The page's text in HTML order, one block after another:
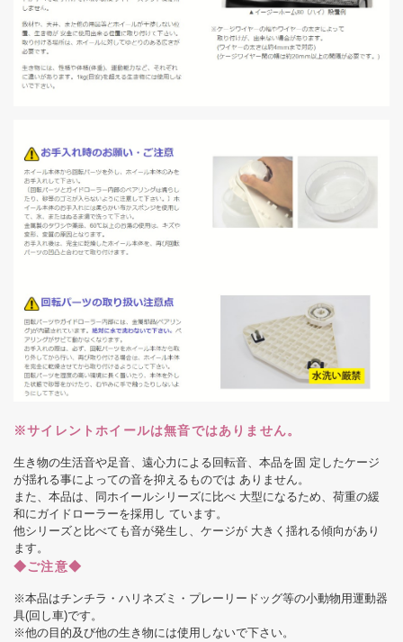
※サイレントホイールは無音ではありません。
生き物の生活音や足音、遠心力による回転音、本品を固 定したケージ
が揺れる事によっての音を抑えるものでは ありません。
また、本品は、同ホイールシリーズに比べ 大型になるため、荷重の緩
和にガイドローラーを採用し ています。
他シリーズと比べても音が発生し、ケージが 大きく揺れる傾向があり
ます。
◆ご注意◆
※本品はチンチラ・ハリネズミ・プレーリードッグ等の小動物用運動器
具(回し車)です。
※他の目的及び他の生き物には使用しないで下さい。